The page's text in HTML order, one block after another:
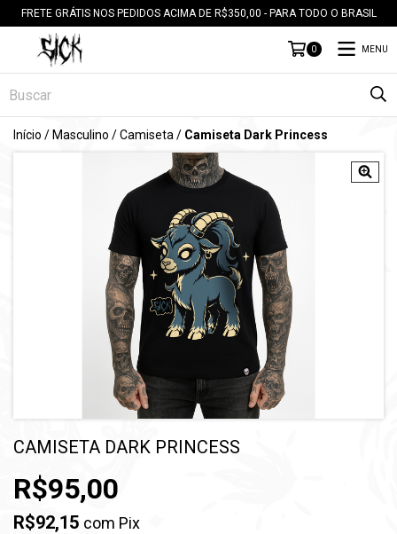
FRETE GRÁTIS NOS PEDIDOS ACIMA DE R$350,00 - PARA TODO O BRASIL
0 MENU
Início / Masculino /Camiseta / Camiseta Dark Princess
CAMISETA DARK PRINCESS
R$95,00
R$92,15 com Pix